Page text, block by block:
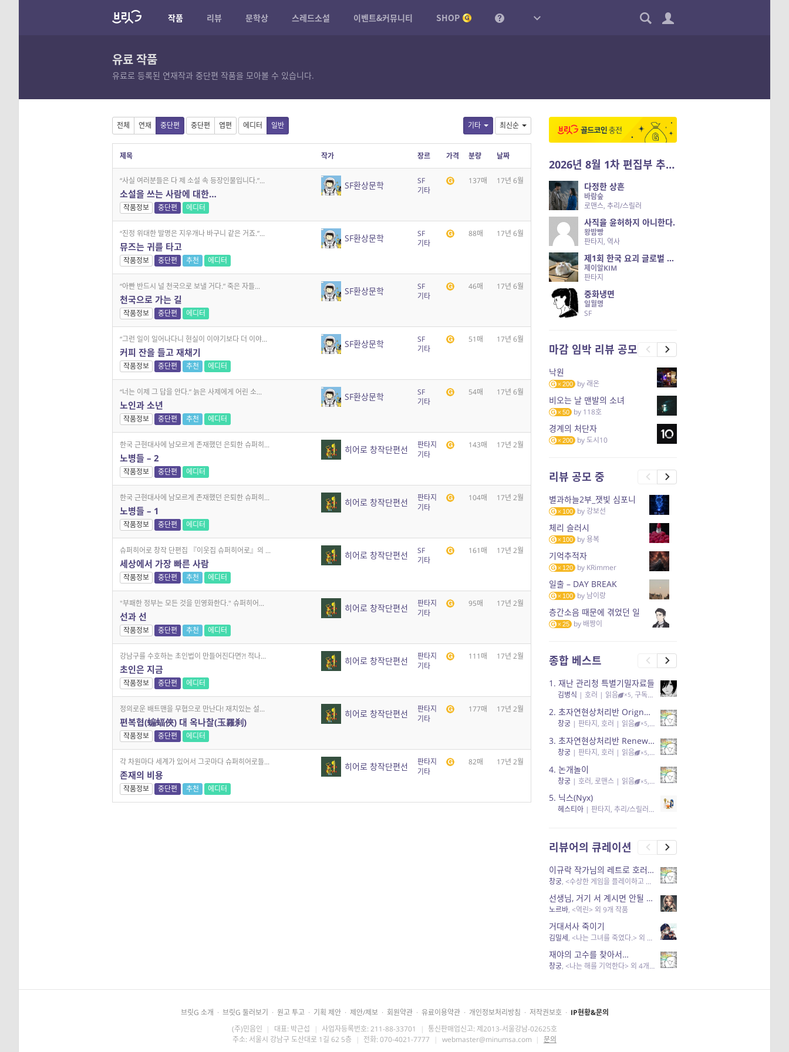
작품 리뷰 문학상 스레드소설 이벤트&커뮤니티 SHOP
유료 작품
유료로 등록된 연재작과 중단편 작품을 모아볼 수 있습니다.
기타 최신순
전체 연재 중단편 중단편 엽편 에디터 일반
제목 작가 장르 가격 분량 날짜
“사실 여러분들은 다 제 소설 속 등장인물입니다.”...
소설을 쓰는 사람에 대한…
작품정보 중단편 에디터
SF환상문학
SF
기타
137매 17년 6월
“진정 위대한 발명은 지우개나 바구니 같은 거죠.”...
뮤즈는 귀를 타고
작품정보 중단편 추천 에디터
SF환상문학
SF
기타
88매 17년 6월
“아빤 반드시 널 천국으로 보낼 거다.” 죽은 자들...
천국으로 가는 길
작품정보 중단편 에디터
SF환상문학
SF
기타
46매 17년 6월
“그런 일이 일어나다니 현실이 이야기보다 더 이야...
커피 잔을 들고 재채기
작품정보 중단편 추천 에디터
SF환상문학
SF
기타
51매 17년 6월
“너는 이제 그 답을 안다.” 늙은 사제에게 어린 소...
노인과 소년
작품정보 중단편 추천 에디터
SF환상문학
SF
기타
54매 17년 6월
한국 근현대사에 남모르게 존재했던 은퇴한 슈퍼히...
노병들 – 2
작품정보 중단편 에디터
히어로 창작단편선
판타지
기타
143매 17년 2월
한국 근현대사에 남모르게 존재했던 은퇴한 슈퍼히...
노병들 – 1
작품정보 중단편 에디터
히어로 창작단편선
판타지
기타
104매 17년 2월
슈퍼히어로 창작 단편집 『이웃집 슈퍼히어로』의 ...
세상에서 가장 빠른 사람
작품정보 중단편 추천 에디터
히어로 창작단편선
SF
기타
161매 17년 2월
"부패한 정부는 모든 것을 민영화한다." 슈퍼히어...
선과 선
작품정보 중단편 추천 에디터
히어로 창작단편선
판타지
기타
95매 17년 2월
강남구를 수호하는 초인법이 만들어진다면?! 적나...
초인은 지금
작품정보 중단편 에디터
히어로 창작단편선
판타지
기타
111매 17년 2월
정의로운 배트맨을 무협으로 만난다! 재치있는 설...
편복협(蝙蝠俠) 대 옥나찰(玉羅刹)
작품정보 중단편 에디터
히어로 창작단편선
판타지
기타
177매 17년 2월
각 차원마다 세계가 있어서 그곳마다 슈퍼히어로들...
존재의 비용
작품정보 중단편 추천 에디터
히어로 창작단편선
판타지
기타
82매 17년 2월
2026년 8월 1차 편집부 추천작
다정한 상흔
바람숲
로맨스, 추리/스릴러
사직을 윤허하지 아니한다.
왕밤빵
판타지, 역사
제1회 한국 요괴 글로벌 진출 공개 오디션 시즌 2 — 나는 요괴다
제이알KIM
판타지
중화냉면
일월명
SF
마감 임박 리뷰 공모
낙원
200 by 래온
비오는 날 맨발의 소녀
50 by 118호
경계의 처단자
200 by도시10
리뷰 공모 중
별과하늘2부_잿빛 심포니
100 by 강보선
체리 슬러시
100 by용복
기억추적자
120 by KRimmer
일출 – DAY BREAK
100 by 남이랑
층간소음 때문에 겪었던 일
25 by 배짱이
종합 베스트
1. 재난 관리청 특별기밀자료들
김병식 | 호러 | 읽음 ×5, 구독 , 응원95, 리뷰3
2. 초자연현상처리반 Orignal + True Ending
창궁 | 판타지, 호러 | 읽음 ×5, 구독 , 응원6
3. 초자연현상처리반 Renewal
창궁 | 판타지, 호러 | 읽음 ×5, 구독 , 응원82, 리뷰4
4. 논개놀이
창궁 | 호러, 로맨스 | 읽음 ×5, 공감11, 응원25
5. 닉스(Nyx)
헤스티아 | 판타지, 추리/스릴러| 읽음
리뷰어의 큐레이션
이규락 작가님의 레트로 호러 리뷰
창궁, <수상한 게임을 플레이하고 있어> 외 3개 작품
선생님, 거기 서 계시면 안될 것 같은데요-역할 클리셰를 비튼 작품들
노르바, <역린> 외 9개 작품
거대서사 죽이기
김밀세, <나는 그녀를 죽였다.> 외 1개 작품
재야의 고수를 찾아서…
창궁, <나는 해를 기억한다> 외 4개 작품
브릿G 소개 · 브릿G 둘러보기 · 원고 투고 · 기획 제안 · 제안/제보 · 회원약관 · 유료이용약관 · 개인정보처리방침 · 저작권보호 · IP현황&문의
(주)민음인 | 대표: 박근섭 | 사업자등록번호: 211-88-33701 | 통신판매업신고: 제2013-서울강남-02625호
주소: 서울시 강남구 도산대로 1길 62 5층 | 전화: 070-4021-7777 | webmaster@minumsa.com | 문의